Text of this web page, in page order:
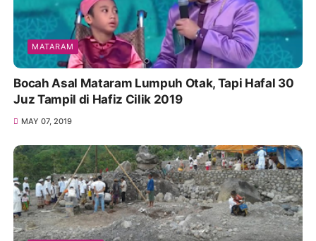
MATARAM
Bocah Asal Mataram Lumpuh Otak, Tapi Hafal 30
Juz Tampil di Hafiz Cilik 2019
MAY 07, 2019